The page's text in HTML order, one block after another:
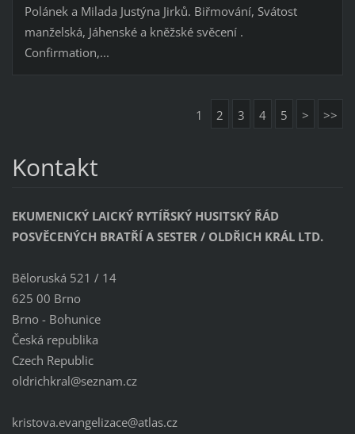
Polánek a Milada Justýna Jirků. Biřmování, Svátost
manželská, Jáhenské a kněžské svěcení .
Confirmation,...
1 2 3 4 5 > >>
Kontakt
EKUMENICKÝ LAICKÝ RYTÍŘSKÝ HUSITSKÝ ŘÁD
POSVĚCENÝCH BRATŘÍ A SESTER / OLDŘICH KRÁL LTD.
Běloruská 521 / 14
625 00 Brno
Brno - Bohunice
Česká republika
Czech Republic
oldrichkral@seznam.cz
kristova.evangelizace@atlas.cz